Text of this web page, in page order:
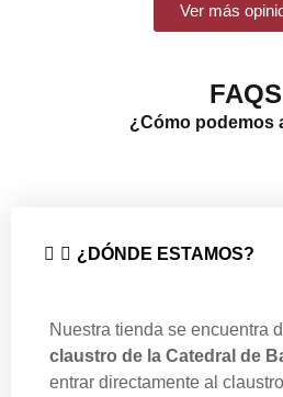
Ver más
FAQS
¿Cómo podemos
¿DÓNDE ESTAMOS?
Nuestra tienda se encuentra
claustro de la Catedral de
entrar directamente al